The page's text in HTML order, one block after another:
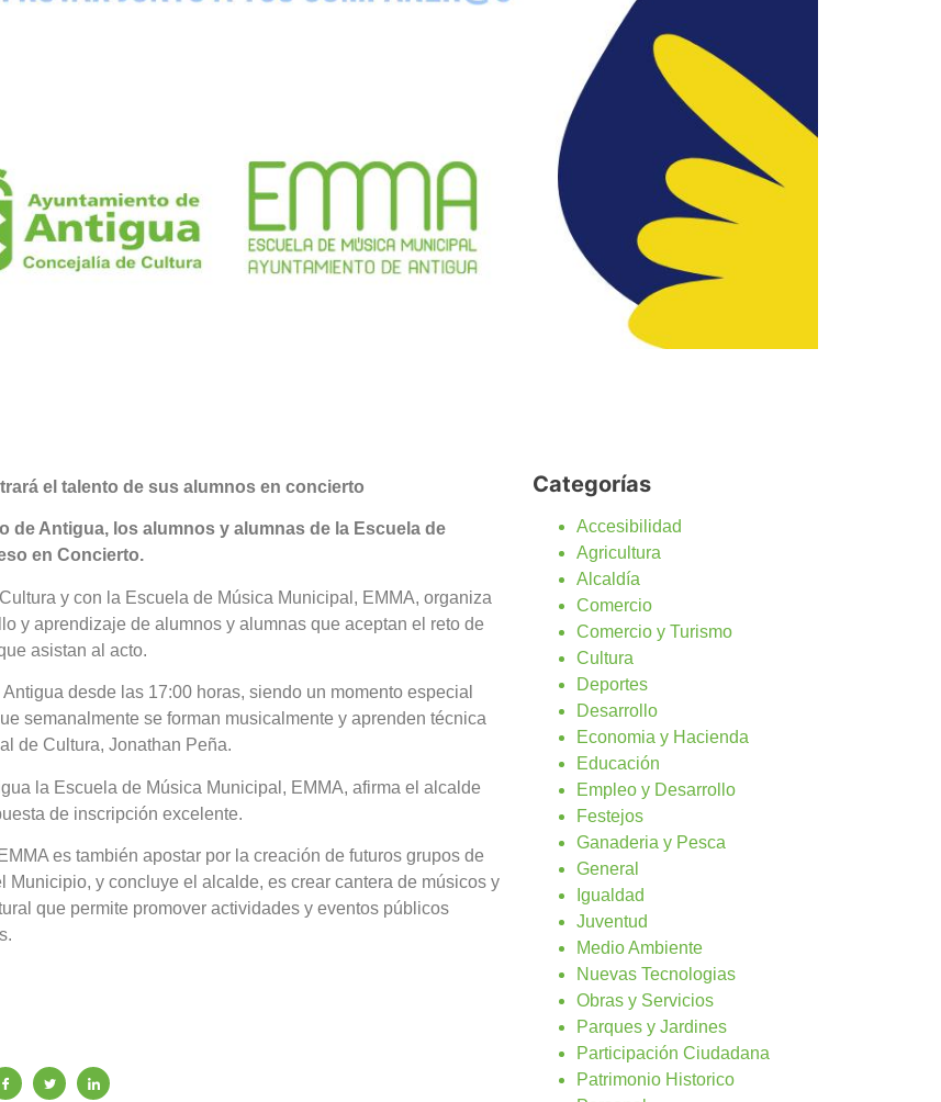
el talento de sus alumnos en concierto
de Antigua, los alumnos y alumnas de la Escuela de
en Concierto.
y con la Escuela de Música Municipal, EMMA, organiza
y aprendizaje de alumnos y alumnas que aceptan el reto de
asistan al acto.
desde las 17:00 horas, siendo un momento especial
semanalmente se forman musicalmente y aprenden técnica
de Cultura, Jonathan Peña.
la Escuela de Música Municipal, EMMA, afirma el alcalde
de inscripción excelente.
es también apostar por la creación de futuros grupos de
Municipio, y concluye el alcalde, es crear cantera de músicos y
que permite promover actividades y eventos públicos
Categorías
Accesibilidad
Agricultura
Alcaldía
Comercio
Comercio y Turismo
Cultura
Deportes
Desarrollo
Economia y Hacienda
Educación
Empleo y Desarrollo
Festejos
Ganaderia y Pesca
General
Igualdad
Juventud
Medio Ambiente
Nuevas Tecnologias
Obras y Servicios
Parques y Jardines
Participación Ciudadana
Patrimonio Historico